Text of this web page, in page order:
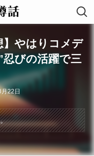
】やはりコメデ
びの活躍で三
22日